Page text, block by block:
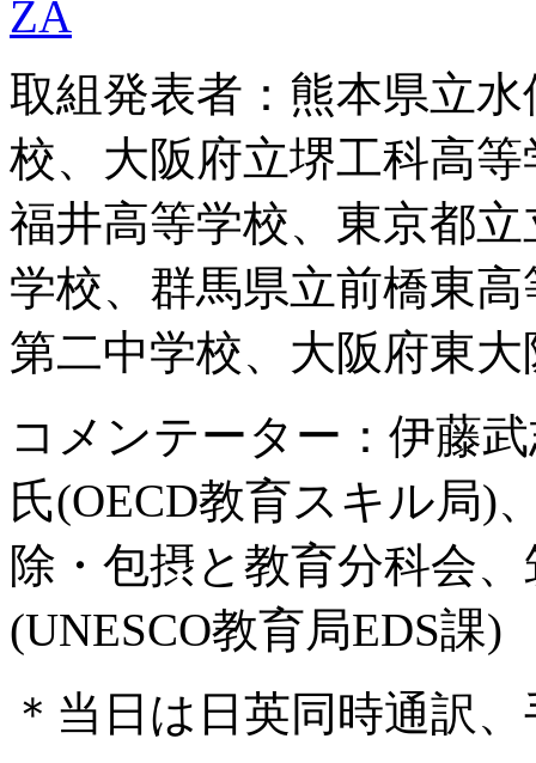
ZA
取組発表者：熊本県立
校、大阪府立堺工科高
福井高等学校、東京都
学校、群馬県立前橋東
第二中学校、大阪府東
コメンテーター：伊藤
氏(OECD教育スキル局)
除・包摂と教育分科会
(UNESCO教育局EDS課)
＊当日は日英同時通訳